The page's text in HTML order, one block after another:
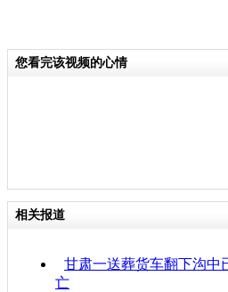
您看完该视频的心情
相关报道
甘肃一送葬货车翻下沟中
亡